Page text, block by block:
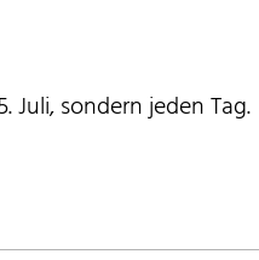
sondern jeden Tag.